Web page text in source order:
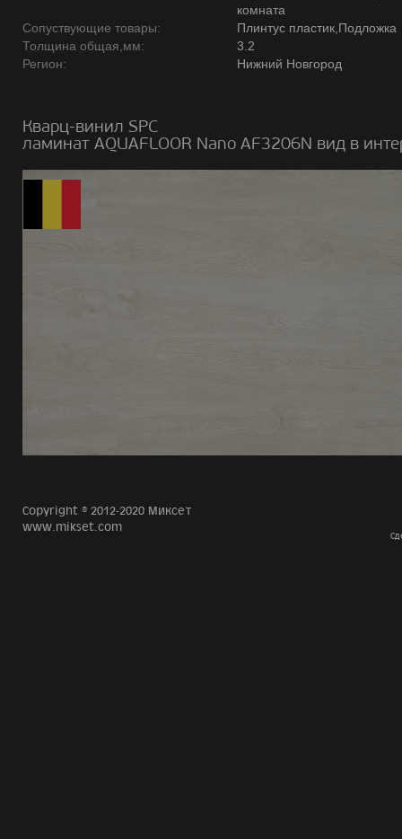
комната
Сопуствующие товары:
Плинтус пластик,Подложка
Толщина общая,мм:
3.2
Регион:
Нижний Новгород
Кварц-винил SPC
ламинат AQUAFLOOR Nano AF3206N вид в
Copyright © 2012-2020 Миксет
www.mikset.com